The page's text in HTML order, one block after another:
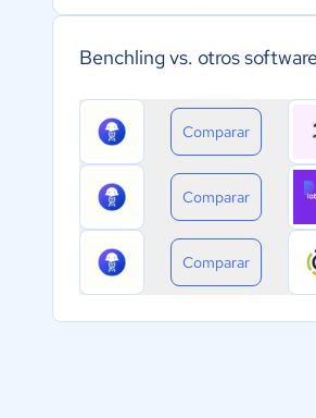
Benchling vs. otros software
Comparar
Comparar
Comparar